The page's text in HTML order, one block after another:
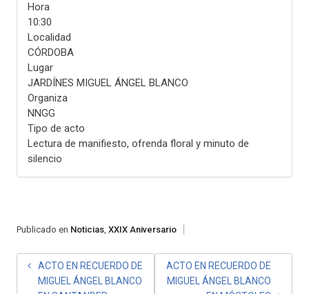
Hora
10:30
Localidad
CÓRDOBA
Lugar
JARDÍNES MIGUEL ÁNGEL BLANCO
Organiza
NNGG
Tipo de acto
Lectura de manifiesto, ofrenda floral y minuto de
silencio
Publicado en Noticias, XXIX Aniversario
NAVEGACIÓN
ACTO EN RECUERDO DE
MIGUEL ÁNGEL BLANCO
ACTO EN RECUERDO DE
MIGUEL ÁNGEL BLANCO